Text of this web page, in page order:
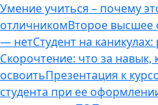
Умение учиться – почему
отличникомВторое высшее
— нетСтудент на
Скорочтение: что за навык,
освоитьПрезентация к
студента при ее